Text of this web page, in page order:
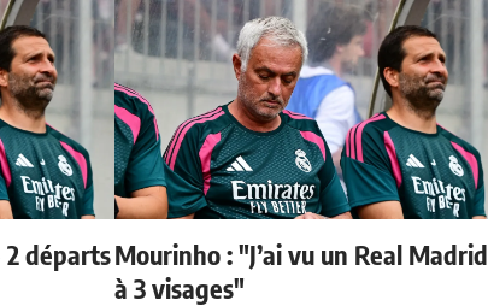
2 départsMourinho : "J’ai vu un Real Madrid
à 3 visages"